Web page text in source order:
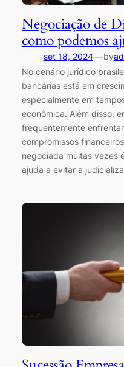
Negociação de
como podemos
set 18, 2024—by
No cenário jurídico
bancárias está em
especialmente em
econômica. Além disso,
frequentemente
compromissos
negociada muitas vezes
ajuda a evitar a